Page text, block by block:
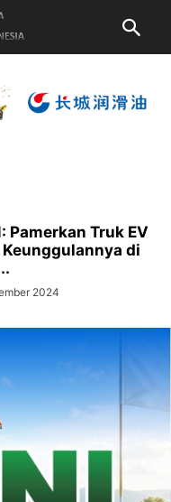
Pamerkan Truk EV
di
2024